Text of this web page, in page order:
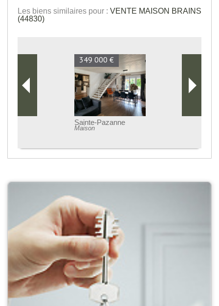
Les biens similaires pour : VENTE MAISON BRAINS
(44830)
349 000 €
Sainte-Pazanne
Maison